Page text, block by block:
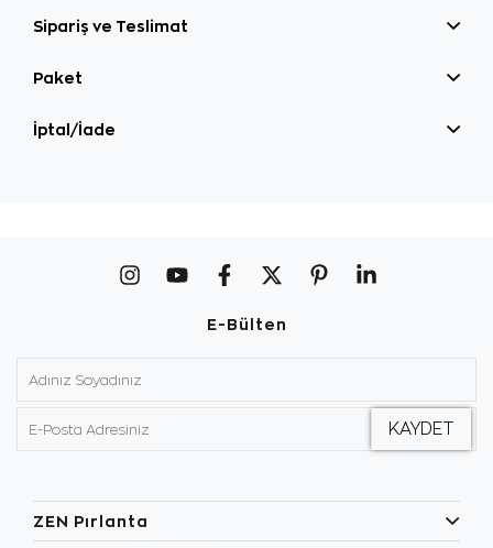
Sipariş ve Teslimat
Paket
İptal/İade
E-Bülten
ZEN Pırlanta